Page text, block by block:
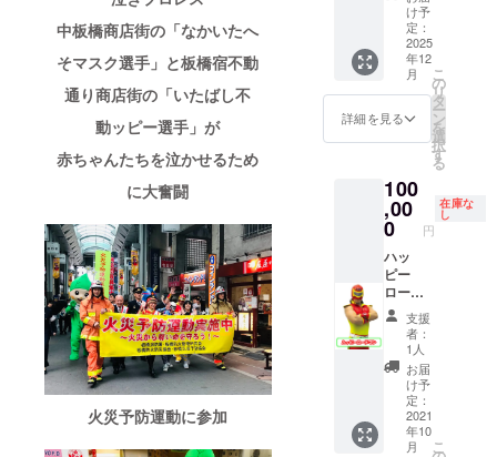
中板橋商店街の「なかいたへ
そマスク選手」と板橋宿不動
通り商店街の「いたばし不
動ッピー選手」が
赤ちゃんたちを泣かせるため
に大奮闘
火災予防運動に参加
がって
からの
お届け
になり
ます ・
お届け
までに
時間が
かかる
ありま
す ※マ
スク＆
コス
チュー
ムに関
しまし
て 意匠
につい
てはい
たばし
プロレ
スリン
グ(株)に
著作権
が帰属
ムが出
来上
がって
からの
お届け
になり
ます ・
お届け
までに
かかる
場合が
ありま
す ※マ
スク＆
コス
チュー
ムに関
しまし
て 意匠
につい
てはい
たばし
プロレ
スリン
グ(株)に
て選手
が試合
で使用
したマ
スク＆
コス
チュー
ムをご
提供し
コス
チュー
ムお届
けにつ
いて必
ずお読
みくだ
さい ・
試合で
使用し
たマス
ク並び
にコス
チュー
ムです
ので基
影をす
ること
ができ
ます。
◇タッ
グリー
グ最終
戦リン
グサイ
戦チ
ケット1
名様 5
月4日開
催予定
のタッ
グリー
グ最終
戦のリ
ングサ
イド席
観戦チ
ケット
を1名様
分ご用
意しま
ア観戦
チケッ
ト1組
5/2(日)
5/5(水)
の4日間
開催さ
れる大
からご
希望日
のリン
グサイ
ド席観
戦チ
ケット
を2名様
分ご用
意しま
す。備
考欄に
ご希望
日を第1
希望～
第4希望
ル大会4
大会の
指定席
ペア観
戦チ
ケット
をご用
意しま
す。 ◇
シャツ
ご希望
のサイ
ズをお
選びく
ださい
タッグ
リーグ
(トーナ
メント)
大会を
イメー
ジした
デザイ
ンを予
定して
します
デザイ
ン作成
等は頂
いた
メール
アドレ
スに後
日ご連
す ◇指
定席ペ
ア観戦
チケッ
ト1組×4
大会分
2021年
5月GW
に4日間
開催さ
れるい
たばし
プロレ
ス板橋
グリー
ンホー
詰め合
わせ
セッ
ト】 い
たばし
プロレ
スミニ
大会(3
試合
観戦フ
リー)の
主催者
になっ
ていた
だきま
す。 大
会名に
「〇〇
〇(主催
者様の
個人名
または
企業名
事業名
など)プ
マット
広告4本
掲示＋1
大会分
のぼり
広告4本
掲示＋1
大会分
リング
席観戦
チケッ
ト10名
様＋は
やて応
援用マ
スク10
枚＋非
売品T
シャツ
10枚
＋"板橋
のいっ
ん"「中
野製菓
け予
定：
2025
年12
月
詳細を見る
こ
の
リ
タ
ー
ン
を
選
択
す
る
100
,00
0 円
在庫な
し
ハッ
ピー
ロード
マン選
手を応
援！
【メッ
セージ
カード
＋非売
品Tシャ
ツ＋"お
支援
者：
1人
お届
け予
定：
2021
年10
月
こ